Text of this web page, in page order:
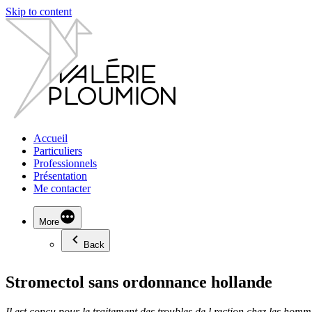
Skip to content
Accueil
Particuliers
Professionnels
Présentation
Me contacter
More
Back
Stromectol sans ordonnance hollande